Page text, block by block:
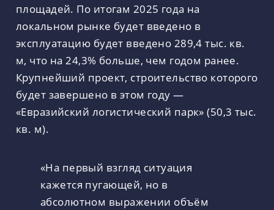
площадей. По итогам 2025 года на
локальном рынке будет введено в
эксплуатацию будет введено 289,4 тыс. кв.
м, что на 24,3% больше, чем годом ранее.
Крупнейший проект, строительство которого
будет завершено в этом году —
«Евразийский логистический парк» (50,3 тыс.
кв. м).
«На первый взгляд ситуация
кажется пугающей, но в
абсолютном выражении объём